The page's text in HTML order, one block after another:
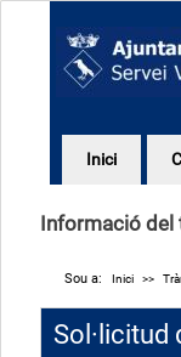
Inici
Informació del
Sou a: Inici >>